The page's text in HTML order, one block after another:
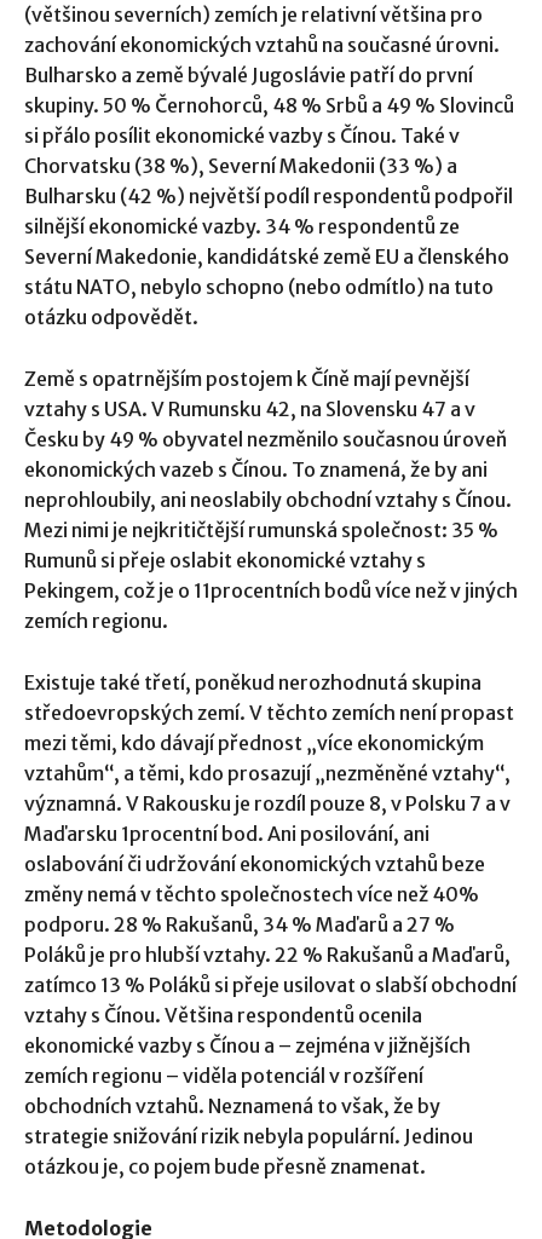
(většinou severních) zemích je relativní většina pro
zachování ekonomických vztahů na současné úrovni.
Bulharsko a země bývalé Jugoslávie patří do první
skupiny. 50 % Černohorců, 48 % Srbů a 49 % Slovinců
si přálo posílit ekonomické vazby s Čínou. Také v
Chorvatsku (38 %), Severní Makedonii (33 %) a
Bulharsku (42 %) největší podíl respondentů podpořil
silnější ekonomické vazby. 34 % respondentů ze
Severní Makedonie, kandidátské země EU a členského
státu NATO, nebylo schopno (nebo odmítlo) na tuto
otázku odpovědět.
Země s opatrnějším postojem k Číně mají pevnější
vztahy s USA. V Rumunsku 42, na Slovensku 47 a v
Česku by 49 % obyvatel nezměnilo současnou úroveň
ekonomických vazeb s Čínou. To znamená, že by ani
neprohloubily, ani neoslabily obchodní vztahy s Čínou.
Mezi nimi je nejkritičtější rumunská společnost: 35 %
Rumunů si přeje oslabit ekonomické vztahy s
Pekingem, což je o 11procentních bodů více než v jiných
zemích regionu.
Existuje také třetí, poněkud nerozhodnutá skupina
středoevropských zemí. V těchto zemích není propast
mezi těmi, kdo dávají přednost „více ekonomickým
vztahům“, a těmi, kdo prosazují „nezměněné vztahy“,
významná. V Rakousku je rozdíl pouze 8, v Polsku 7 a v
Maďarsku 1procentní bod. Ani posilování, ani
oslabování či udržování ekonomických vztahů beze
změny nemá v těchto společnostech více než 40%
podporu. 28 % Rakušanů, 34 % Maďarů a 27 %
Poláků je pro hlubší vztahy. 22 % Rakušanů a Maďarů,
zatímco 13 % Poláků si přeje usilovat o slabší obchodní
vztahy s Čínou. Většina respondentů ocenila
ekonomické vazby s Čínou a – zejména v jižnějších
zemích regionu – viděla potenciál v rozšíření
obchodních vztahů. Neznamená to však, že by
strategie snižování rizik nebyla populární. Jedinou
otázkou je, co pojem bude přesně znamenat.
Metodologie